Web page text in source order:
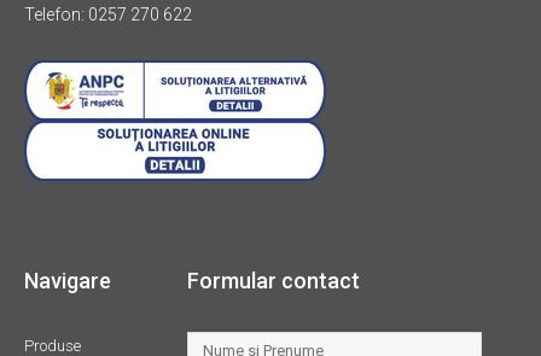
Telefon: 0257 270 622
Navigare
Produse
Formular contact